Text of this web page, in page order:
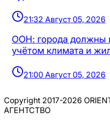
21:32 Август 05, 2026
ООН: города должны
учётом климата и
21:00 Август 05, 2026
Copyright 2017-2026
АГЕНТСТВО